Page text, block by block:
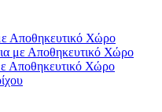
Αποθηκευτικό Χώρο
με Αποθηκευτικό Χώρο
Αποθηκευτικό Χώρο